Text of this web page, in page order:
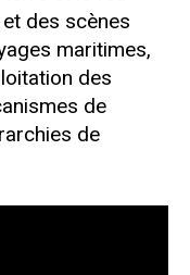
des scènes
maritimes,
des
de
de